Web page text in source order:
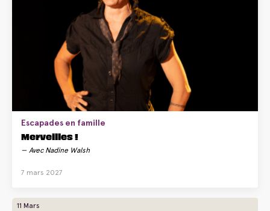
Escapades en famille
Merveilles !
Avec Nadine Walsh
7 mars 2027
11 Mars